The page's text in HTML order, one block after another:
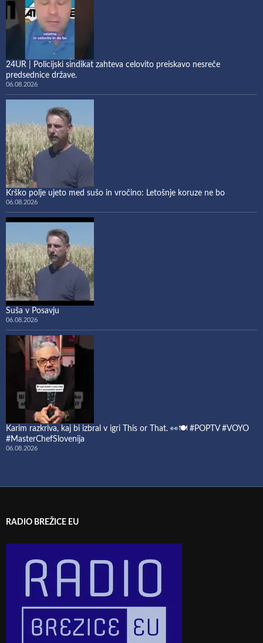
24UR | Policijski sindikat zahteva celovito preiskavo nesreče
predsednice države.
06.08.2026
Krško polje ujeto med sušo in vročino: Letošnje koruze ne bo
06.08.2026
Suša v Posavju
06.08.2026
Karim razkriva, kaj bi izbral v igri This or That. 👀🍽️ #POPTV #VOYO
#MasterChefSlovenija
06.08.2026
RADIO BREŽICE EU